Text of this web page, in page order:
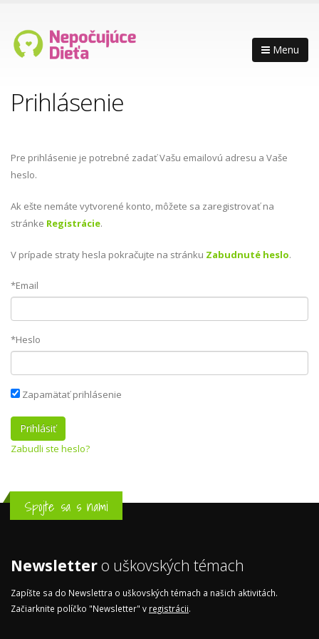
Menu
Prihlásenie
Pre prihlásenie je potrebné zadať Vašu emailovú adresu a Vaše
heslo.
Ak ešte nemáte vytvorené konto, môžete sa zaregistrovať na
stránke Registrácie.
V prípade straty hesla pokračujte na stránku Zabudnuté heslo.
*Email
*Heslo
Zapamätať prihlásenie
Zabudli ste heslo?
Spojte sa s nami
Newsletter o uškovských témach
Zapíšte sa do Newslettra o uškovských témach a našich aktivitách.
Začiarknite políčko "Newsletter" v registrácii.